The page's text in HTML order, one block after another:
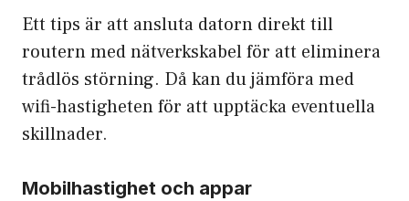
Ett tips är att ansluta datorn direkt till
routern med nätverkskabel för att eliminera
trådlös störning. Då kan du jämföra med
wifi-hastigheten för att upptäcka eventuella
skillnader.
Mobilhastighet och appar